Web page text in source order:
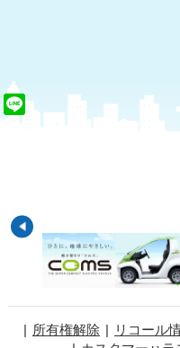
Line
所有権解除 リコール